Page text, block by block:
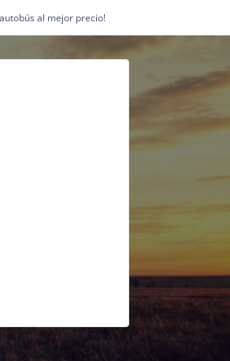
al mejor precio!